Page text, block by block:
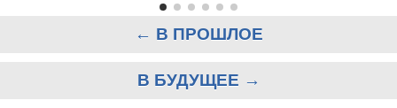
← В ПРОШЛОЕ
В БУДУЩЕЕ →